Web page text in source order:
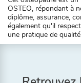
OSTEO, répondant à
diplôme, assurance,
également qu'il
une pratique de